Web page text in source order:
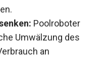
Poolroboter
Umwälzung des
an